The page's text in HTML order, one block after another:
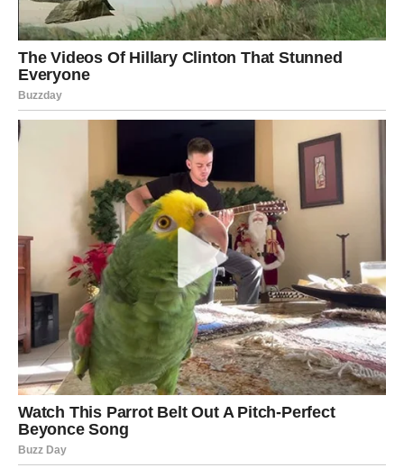
Karma u narednih 48 sati donosi mnogim znakovima
Zodijaka velike istine, nagrade i preokrete, ali posebno će
blistati Rakovi, Lavovi i Škorpije kojima sudbina vraća
sreću, uspjeh i osjećaj pravde.
Ovo je period tokom kojeg univerzum pokazuje da
nijedno dobro djelo ne ostaje nezapaženo i da karma
uvijek pronađe pravi trenutak da djeluje.